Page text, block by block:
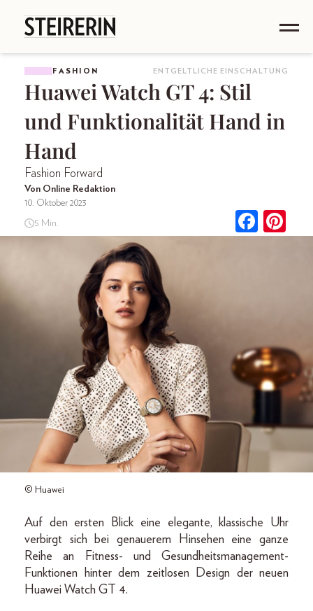
FASHION ENTGELTLICHE EINSCHALTUNG
Huawei Watch GT 4: Stil
und Funktionalität Hand in
Hand
Fashion Forward
Von Online Redaktion
10. Oktober 2023
5 Min.
© Huawei
Auf den ersten Blick eine elegante, klassische Uhr
verbirgt sich bei genauerem Hinsehen eine ganze
Reihe an Fitness- und Gesundheitsmanagement-
Funktionen hinter dem zeitlosen Design der neuen
Huawei Watch GT 4.